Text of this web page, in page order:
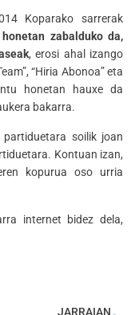
Koparako sarrerak
zabalduko da,
, erosi ahal izango
“Hiria Abonoa” eta
honetan hauxe da
bakarra.
partiduetara soilik joan
Kontuan izan,
kopurua oso urria
internet bidez dela,
JARRAIAN